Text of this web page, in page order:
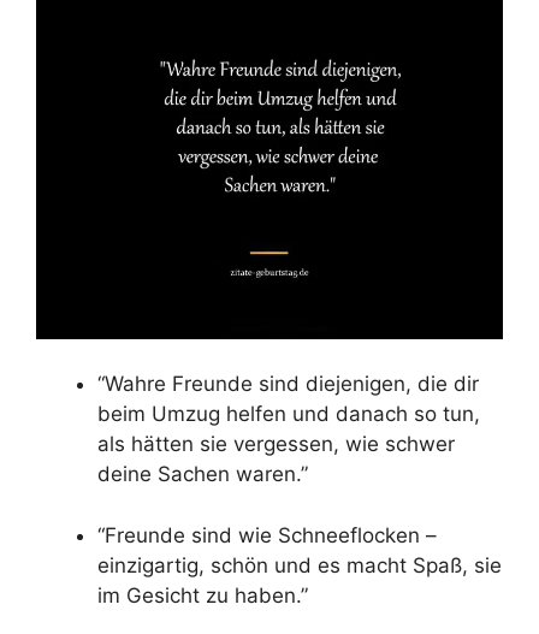
“Wahre Freunde sind diejenigen, die dir
beim Umzug helfen und danach so tun,
als hätten sie vergessen, wie schwer
deine Sachen waren.”
“Freunde sind wie Schneeflocken –
einzigartig, schön und es macht Spaß, sie
im Gesicht zu haben.”